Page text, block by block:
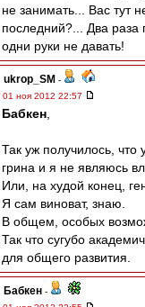
не занимать... Вас тут
последний?... Два
одни руки не давать!
ukrop_SM -
01 ноя 2012 22:57
Бабкен
Так уж получилось,
грина и я не являюсь
Или, на худой конец,
Я сам виноват, знаю.
В общем, особых
Так что сугубо
для общего развития.
Бабкен -